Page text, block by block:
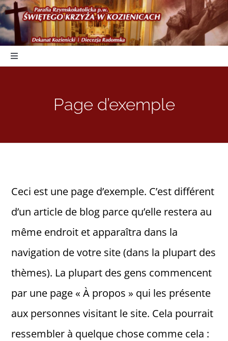
Skip
to
content
Toggle
Duszpasterstwo
Kancelaria
Informacje i media katolickie
Zamówienia Publiczne
Page d’exemple
Ceci est une page d’exemple. C’est différent
d’un article de blog parce qu’elle restera au
même endroit et apparaîtra dans la
navigation de votre site (dans la plupart des
thèmes). La plupart des gens commencent
par une page « À propos » qui les présente
aux personnes visitant le site. Cela pourrait
ressembler à quelque chose comme cela :